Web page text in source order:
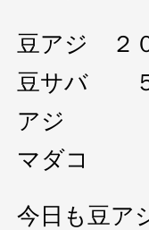
豆アジ ２
豆サバ ５
アジ
マダコ
今日も豆ア